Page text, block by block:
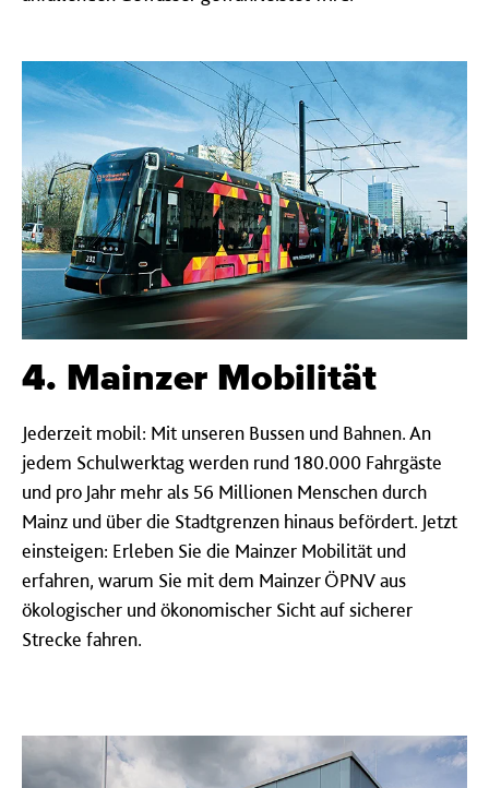
4. Mainzer Mobilität
Jederzeit mobil: Mit unseren Bussen und Bahnen. An
jedem Schulwerktag werden rund 180.000 Fahrgäste
und pro Jahr mehr als 56 Millionen Menschen durch
Mainz und über die Stadtgrenzen hinaus befördert. Jetzt
einsteigen: Erleben Sie die Mainzer Mobilität und
erfahren, warum Sie mit dem Mainzer ÖPNV aus
ökologischer und ökonomischer Sicht auf sicherer
Strecke fahren.